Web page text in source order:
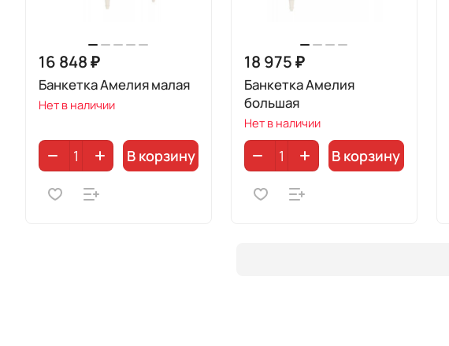
16 848 ₽
Банкетка Амелия малая
Нет в наличии
В корзину
18 975 ₽
Банкетка Амелия
большая
Нет в наличии
В корзину